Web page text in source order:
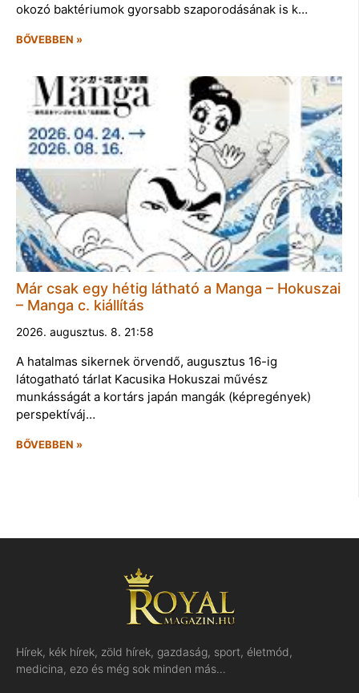
okozó baktériumok gyorsabb szaporodásának is k…
BŐVEBBEN »
Már csak egy hétig látható a Manga – Hokuszai
– Manga c. kiállítás
2026. augusztus. 8. 21:58
A hatalmas sikernek örvendő, augusztus 16-ig
látogatható tárlat Kacusika Hokuszai művész
munkásságát a kortárs japán mangák (képregények)
perspektíváj…
BŐVEBBEN »
Hírek, kék hírek, zöld hírek, gazdaság, sport, életmód,
medicina, ezo és még sok minden más…